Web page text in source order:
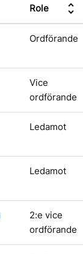
Role unfold_more
Ordförande
Vice
ordförande
Ledamot
Ledamot
2:e vice
ordförande